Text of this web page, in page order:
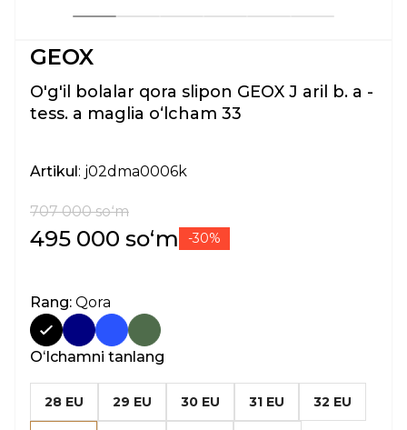
GEOX
O'g'il bolalar qora slipon GEOX J aril b. a -
tess. a maglia oʻlcham 33
Artikul: j02dma0006k
707 000 soʻm
495 000 soʻm -30%
Rang: Qora
Oʻlchamni tanlang
28 EU 29 EU 30 EU 31 EU 32 EU